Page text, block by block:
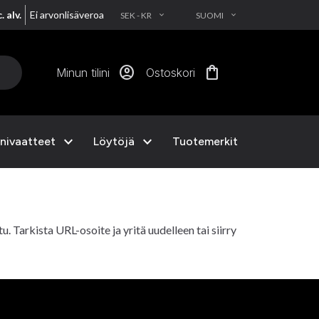
alv. Ei arvonlisäveroa SEK - KR EXPAND_MORE SUOMI EXPAND_MORE
Minun tilini account_circle Ostoskori shopping_bag
expand_more Löytöjä expand_more Tuotemerkit
Tarkista URL-osoite ja yritä uudelleen tai siirry